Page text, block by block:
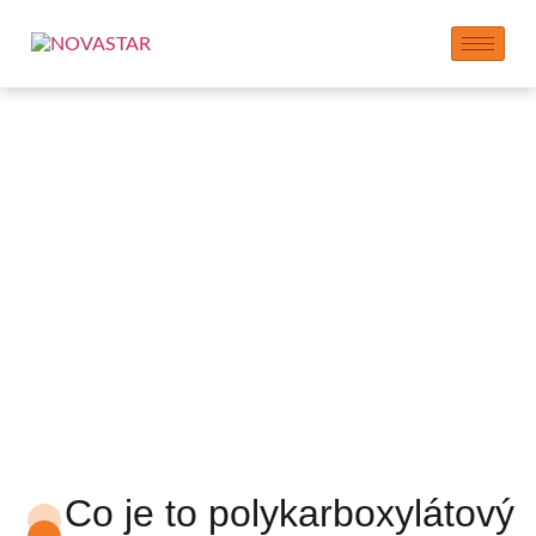
Co je to polykarboxylátový